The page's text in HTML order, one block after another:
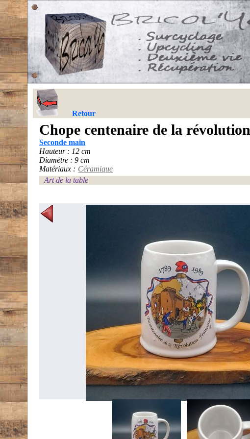
Retour
Chope centenaire de la
Seconde main
Hauteur : 12 cm
Diamètre : 9 cm
Matériaux : Céramique
Art de la table